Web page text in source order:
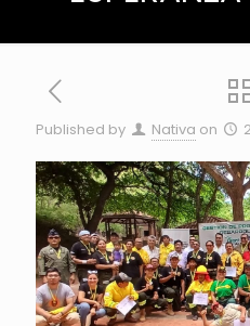
Published by Nativa on